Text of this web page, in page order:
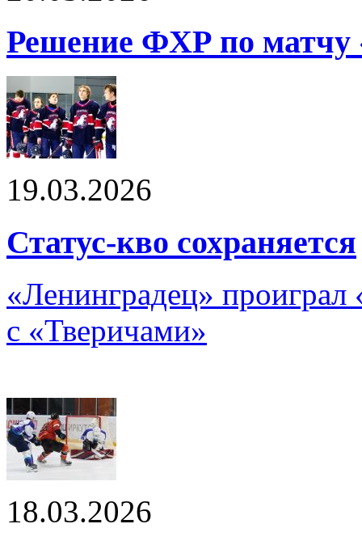
Решение ФХР по матчу
19.03.2026
Статус-кво сохраняется
«Ленинградец» проиграл
с «Тверичами»
18.03.2026